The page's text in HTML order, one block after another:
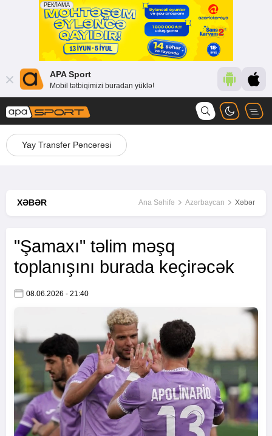
APA Sport
Mobil tətbiqimizi buradan yüklə!
Yay Transfer Pəncərəsi
XƏBƏR Ana Səhifə Azərbaycan Xəbər
"Şamaxı" təlim məşq
toplanışını burada keçirəcək
08.06.2026 - 21:40